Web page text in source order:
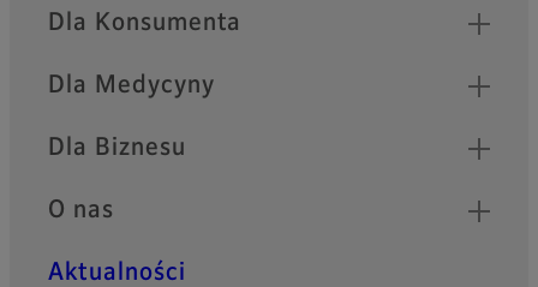
Quick Links
Dla Konsumenta
Dla Medycyny
Dla Biznesu
O nas
Aktualności